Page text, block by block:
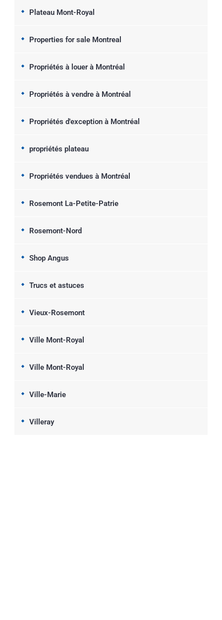
Plateau Mont-Royal
Properties for sale Montreal
Propriétés à louer à Montréal
Propriétés à vendre à Montréal
Propriétés d'exception à Montréal
propriétés plateau
Propriétés vendues à Montréal
Rosemont La-Petite-Patrie
Rosemont-Nord
Shop Angus
Trucs et astuces
Vieux-Rosemont
Ville Mont-Royal
Ville Mont-Royal
Ville-Marie
Villeray